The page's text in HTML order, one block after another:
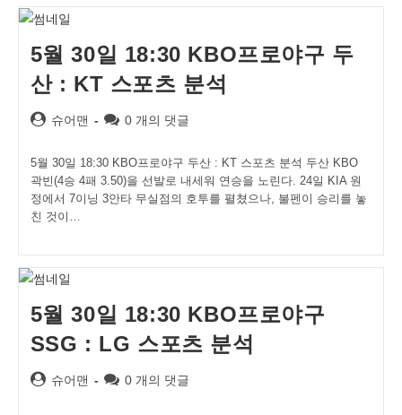
5월 30일 18:30 KBO프로야구 두
산 : KT 스포츠 분석
Post슈어맨
Post0 개의 댓글
5월 30일 18:30 KBO프로야구 두산 : KT 스포츠 분석 두산 KBO
곽빈(4승 4패 3.50)을 선발로 내세워 연승을 노린다. 24일 KIA 원
정에서 7이닝 3안타 무실점의 호투를 펼쳤으나, 불펜이 승리를 놓
친 것이…
5월 30일 18:30 KBO프로야구
SSG : LG 스포츠 분석
Post슈어맨
Post0 개의 댓글